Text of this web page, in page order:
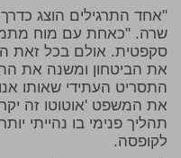
"אחד התרגילים הוצג
שרה. "כאחת עם מוח
סקפטית. אולם בכל זאת
את הביטחון ומשנה את
התסריט העתידי שאותו
את המשפט 'אוטוטו זה
תהליך פנימי בו נהייתי
לקופסה.